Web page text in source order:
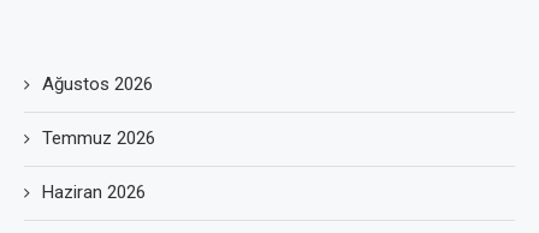
Ağustos 2026
Temmuz 2026
Haziran 2026